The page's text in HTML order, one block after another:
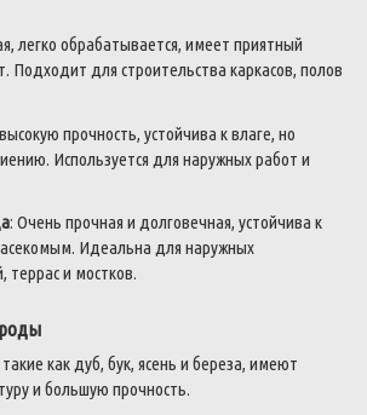
легко обрабатывается, имеет приятный
Подходит для строительства каркасов, полов
прочность, устойчива к влаге, но
Используется для наружных работ и
: Очень прочная и долговечная, устойчива к
Идеальна для наружных
террас и мостков.
как дуб, бук, ясень и береза, имеют
и большую прочность.